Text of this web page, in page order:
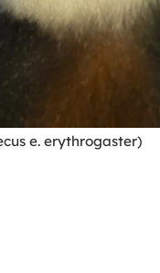
e. erythrogaster)